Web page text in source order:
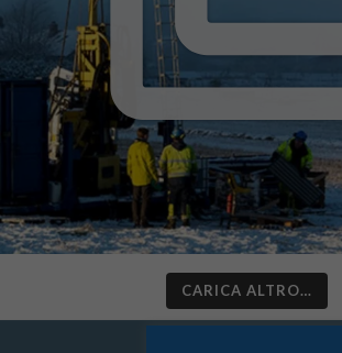
CARICA ALTRO…